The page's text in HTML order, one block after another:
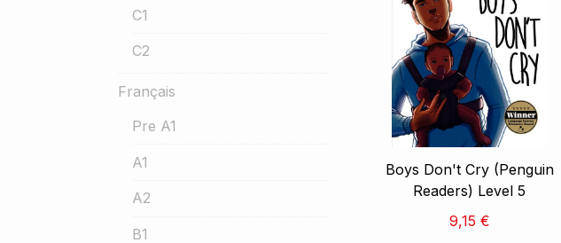
Boys Don't Cry (Penguin
Readers) Level 5
9,15 €
C1
C2
Français
Pre A1
A1
A2
B1